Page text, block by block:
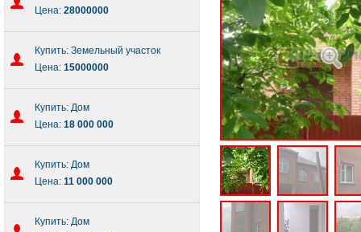
Цена: 28000000
Купить: Земельный участок
Цена: 15000000
Купить: Дом
Цена: 18 000 000
Купить: Дом
Цена: 11 000 000
Купить: Дом